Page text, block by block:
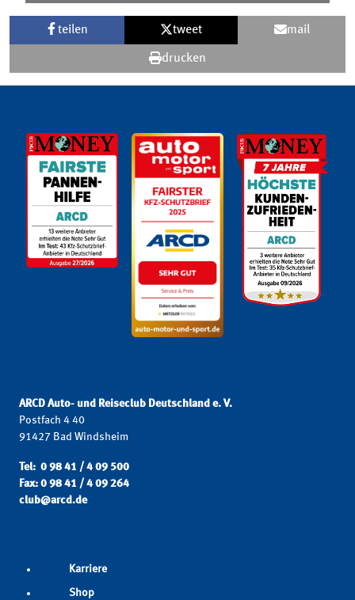
teilen tweet mail
drucken
ARCD Auto- und Reiseclub Deutschland e. V.
Postfach 4 40
91427 Bad Windsheim
Tel: 0 98 41 / 4 09 500
Fax: 0 98 41 / 4 09 264
club@arcd.de
Karriere
Shop